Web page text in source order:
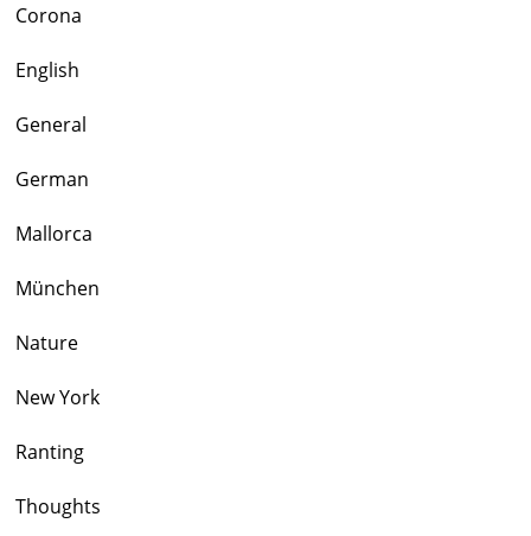
Corona
English
General
German
Mallorca
München
Nature
New York
Ranting
Thoughts